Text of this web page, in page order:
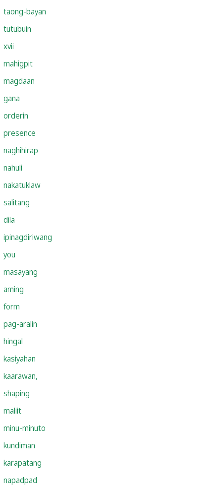
taong-bayan
tutubuin
xvii
mahigpit
magdaan
gana
orderin
presence
naghihirap
nahuli
nakatuklaw
salitang
dila
ipinagdiriwang
you
masayang
aming
form
pag-aralin
hingal
kasiyahan
kaarawan,
shaping
maliit
minu-minuto
kundiman
karapatang
napadpad